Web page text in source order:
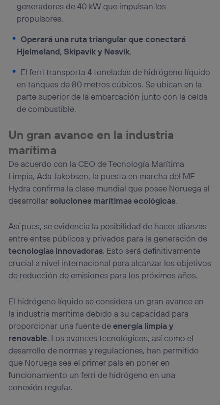
generadores de 40 kW que impulsan los
propulsores.
Operará una ruta triangular que conectará
Hjelmeland, Skipavik y Nesvik.
El ferri transporta 4 toneladas de hidrógeno líquido
en tanques de 80 metros cúbicos. Se ubican en la
parte superior de la embarcación junto con la celda
de combustible.
Un gran avance en la industria
marítima
De acuerdo con la CEO de Tecnología Marítima
Limpia, Ada Jakobsen, la puesta en marcha del MF
Hydra confirma la clase mundial que posee Noruega al
desarrollarsoluciones marítimas ecológicas.
Así pues, se evidencia la posibilidad de hacer alianzas
entre entes públicos y privados para la generación de
tecnologías innovadoras. Esto será definitivamente
crucial a nivel internacional para alcanzar los objetivos
de reducción de emisiones para los próximos años.
El hidrógeno líquido se considera un gran avance en
la industria marítima debido a su capacidad para
proporcionar una fuente deenergía limpia y
renovable. Los avances tecnológicos, así como el
desarrollo de normas y regulaciones, han permitido
que Noruega sea el primer país en poner en
funcionamiento un ferri de hidrógeno en una
conexión regular.